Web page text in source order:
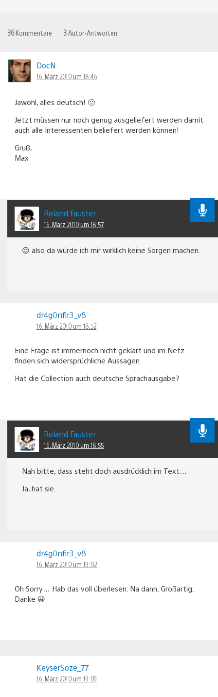
36Kommentare 3 Autor-Antworten
DocN
16. März 2010 um 18:46
Jawohl, alles deutsch! 🙂
Jetzt müssen nur noch genug ausgeliefert werden damit
auch alle Interessenten beliefert werden können!
Gruß,
Max
Roland Fauster
16. März 2010 um 18:57
😉 also da würde ich mir wirklich keine Sorgen machen.
dr4g0nfir3_v8
16. März 2010 um 18:52
Eine Frage ist immernoch nicht geklärt und im Netz
finden sich widersprüchliche Aussagen.
Hat die Collection auch deutsche Sprachausgabe?
Roland Fauster
16. März 2010 um 18:55
Nah bitte, dass steht doch ausdrücklich im Text…
Ja, hat sie.
dr4g0nfir3_v8
16. März 2010 um 19:02
Oh Sorry… Hab das voll überlesen. Na dann. Großartig.
Danke 😀
KeyserSoze_77
16. März 2010 um 19:09